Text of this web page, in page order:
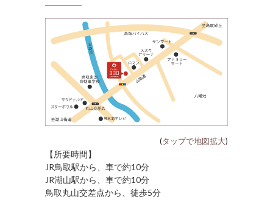
(タップで地図拡大)
【所要時間】
JR鳥取駅から、車で約10分
JR湖山駅から、車で約10分
鳥取丸山交差点から、徒歩5分